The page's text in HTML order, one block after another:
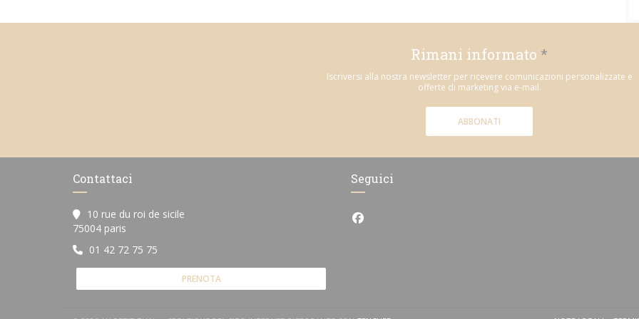
Rimani informato *
Iscriversi alla nostra newsletter per ricevere comunicazioni personalizzate e
offerte di marketing via e-mail.
ABBONATI
Contattaci
10 rue du roi de sicile
75004 paris
01 42 72 75 75
PRENOTA
Seguici
Facebook ((apre una nuova finestra))